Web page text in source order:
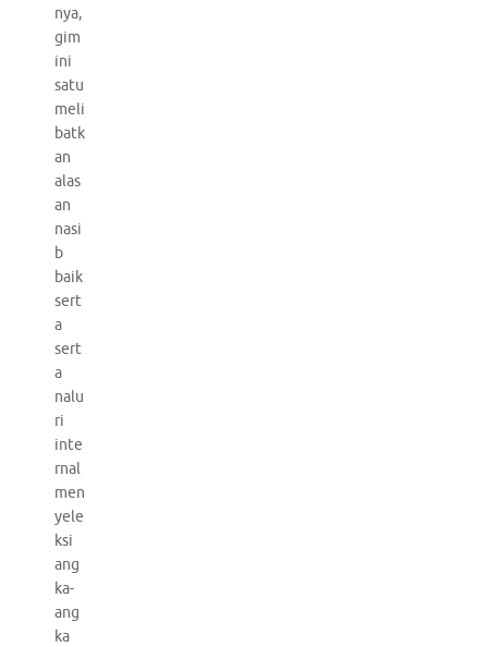
nya,
gim
ini
satu
meli
batk
an
alas
an
nasi
b
baik
sert
a
sert
a
nalu
ri
inte
rnal
men
yele
ksi
ang
ka-
ang
ka